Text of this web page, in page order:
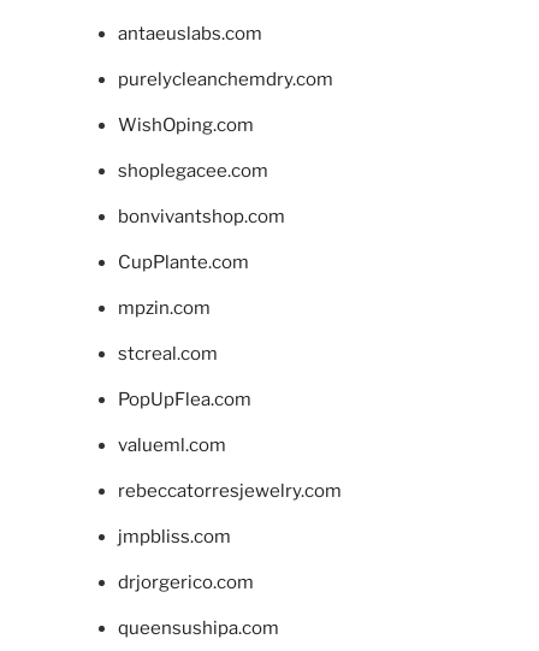
antaeuslabs.com
purelycleanchemdry.com
WishOping.com
shoplegacee.com
bonvivantshop.com
CupPlante.com
mpzin.com
stcreal.com
PopUpFlea.com
valueml.com
rebeccatorresjewelry.com
jmpbliss.com
drjorgerico.com
queensushipa.com